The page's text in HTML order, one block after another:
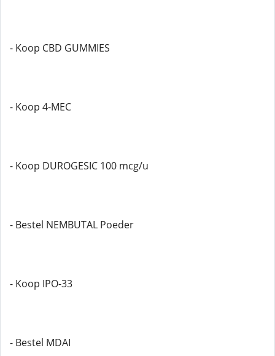
- Koop CBD GUMMIES
- Koop 4-MEC
- Koop DUROGESIC 100 mcg/u
- Bestel NEMBUTAL Poeder
- Koop IPO-33
- Bestel MDAI